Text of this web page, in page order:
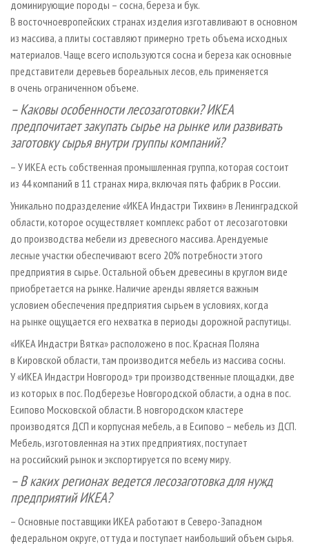
доминирующие породы – сосна, береза и бук.
В восточноевропейских странах изделия изготавливают в основном
из массива, а плиты составляют примерно треть объема исходных
материалов. Чаще всего используются сосна и береза как основные
представители деревьев бореальных лесов, ель применяется
в очень ограниченном объеме.
– Каковы особенности лесозаготовки? ИКЕА
предпочитает закупать сырье на рынке или развивать
заготовку сырья внутри группы компаний?
– У ИКЕА есть собственная промышленная группа, которая состоит
из 44 компаний в 11 странах мира, включая пять фабрик в России.
Уникально подразделение «ИКЕА Индастри Тихвин» в Ленинградской
области, которое осуществляет комплекс работ от лесозаготовки
до производства мебели из древесного массива. Арендуемые
лесные участки обеспечивают всего 20% потребности этого
предприятия в сырье. Остальной объем древесины в круглом виде
приобретается на рынке. Наличие аренды является важным
условием обеспечения предприятия сырьем в условиях, когда
на рынке ощущается его нехватка в периоды дорожной распутицы.
«ИКЕА Индастри Вятка» расположено в пос. Красная Поляна
в Кировской области, там производится мебель из массива сосны.
У «ИКЕА Индастри Новгород» три производственные площадки, две
из которых в пос. Подберезье Новгородской области, а одна в пос.
Есипово Московской области. В новгородском кластере
производятся ДСП и корпусная мебель, а в Есипово – мебель из ДСП.
Мебель, изготовленная на этих предприятиях, поступает
на российский рынок и экспортируется по всему миру.
– В каких регионах ведется лесозаготовка для нужд
предприятий ИКЕА?
– Основные поставщики ИКЕА работают в Северо-Западном
федеральном округе, оттуда и поступает наибольший объем сырья.